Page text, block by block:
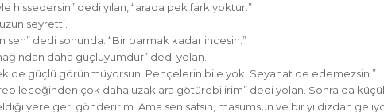
hissedersin” dedi yılan, “arada pek fark yoktur.”
seyretti.
sen” dedi sonunda. “Bir parmak kadar incesin.”
daha güçlüyümdür” dedi yolan.
de güçlü görünmüyorsun. Pençelerin bile yok. Seyahat de edemezsin.”
çok daha uzaklara götürebilirim” dedi yolan. Sonra da
yere geri gönderirim. Ama sen safsın, masumsun ve bir yıldızdan